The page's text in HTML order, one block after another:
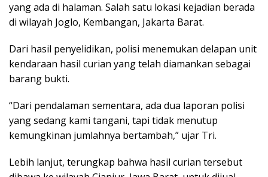
yang ada di halaman. Salah satu lokasi kejadian berada
di wilayah Joglo, Kembangan, Jakarta Barat.
Dari hasil penyelidikan, polisi menemukan delapan unit
kendaraan hasil curian yang telah diamankan sebagai
barang bukti.
“Dari pendalaman sementara, ada dua laporan polisi
yang sedang kami tangani, tapi tidak menutup
kemungkinan jumlahnya bertambah,” ujar Tri.
Lebih lanjut, terungkap bahwa hasil curian tersebut